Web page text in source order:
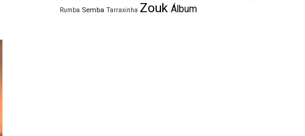
Rumba Semba Tarraxinha Zouk Álbum